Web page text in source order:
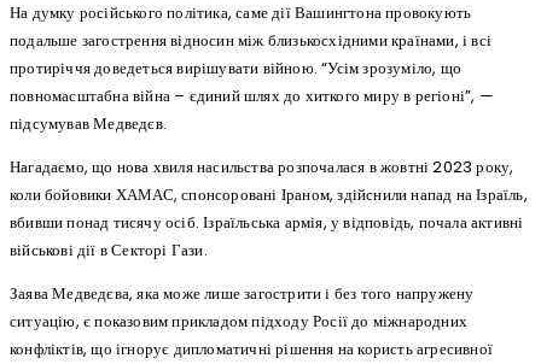
На думку російського політика, саме дії Вашингтона провокують
подальше загострення відносин між близькосхідними країнами, і всі
протиріччя доведеться вирішувати війною. “Усім зрозуміло, що
повномасштабна війна – єдиний шлях до хиткого миру в регіоні”, —
підсумував Медведєв.
Нагадаємо, що нова хвиля насильства розпочалася в жовтні 2023 року,
коли бойовики ХАМАС, спонсоровані Іраном, здійснили напад на Ізраїль,
вбивши понад тисячу осіб. Ізраїльська армія, у відповідь, почала активні
військові дії в Секторі Гази.
Заява Медведєва, яка може лише загострити і без того напружену
ситуацію, є показовим прикладом підходу Росії до міжнародних
конфліктів, що ігнорує дипломатичні рішення на користь агресивної